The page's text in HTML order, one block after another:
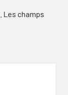
Les champs